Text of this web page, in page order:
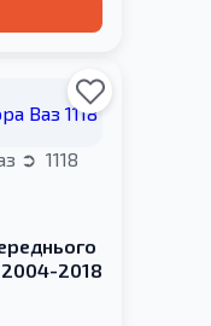
1118
2004-2018